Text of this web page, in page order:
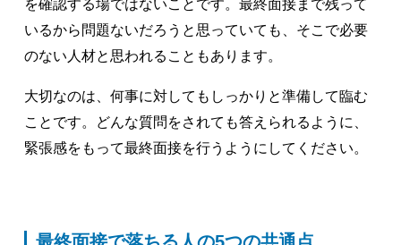
を確認する場ではないことです。最終面接まで残って
いるから問題ないだろうと思っていても、そこで必要
のない人材と思われることもあります。
大切なのは、何事に対してもしっかりと準備して臨む
ことです。どんな質問をされても答えられるように、
緊張感をもって最終面接を行うようにしてください。